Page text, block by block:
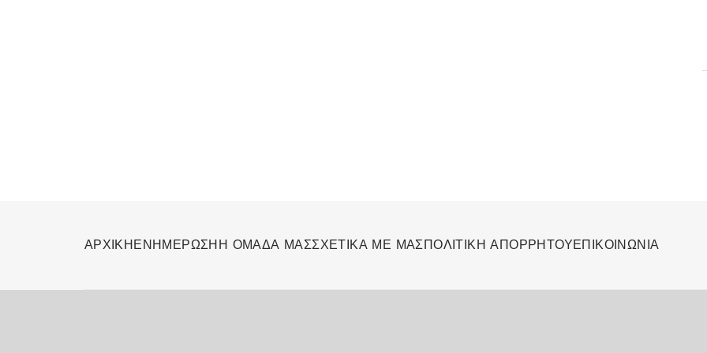
ΑΡΧΙΚΗΕΝΗΜΕΡΩΣΗΗ ΟΜΑΔΑ ΜΑΣΣΧΕΤΙΚΑ ΜΕ ΜΑΣΠΟΛΙΤΙΚΗ ΑΠΟΡΡΗΤΟΥΕΠΙΚΟΙΝΩΝΙΑ